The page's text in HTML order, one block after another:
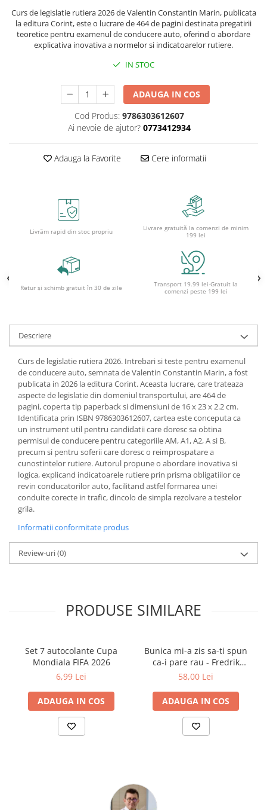
Caiete geografie și biologie
Caiete tip I, II și III
Caiete foi veline
Blocuri de desen școlare
Hârtie pentru lucru manual
Accesorii geometrie și matematică
Raportoare
Socotitori și bețisoare pentru
Ghiozdane și rucsacuri
Ghiozdane pentru grădinită
Trollere pentru copii
Penare echipate
Penare neechipate
Penare tip etui
Acuarele și pensule școlare
Acuarele școlare și Tempera
Pensule școlare
Pahare și palete pictură
Cărți
Cărți pentru copii
Cărți de colorat
Cărți ilustrate și interactive
Povești și ficțiune pentru copii
Materiale educaționale
Benzi desenate
Hobby și activități pentru copii
Culegeri și materiale auxiliare
Bibliografie școlară
Bibliografie didactică
Dicționare și gramatici
Pregătire pentru admitere
Pregătire Evaluare Națională
Pregătire Bacalaureat
Romane și literatură
Curs de legislatie rutiera 2026 de Valentin Constantin Marin, publicata
la editura Corint, este o lucrare de 464 de pagini destinata pregatirii
teoretice pentru examenul de conducere auto, oferind o abordare
explicativa inovativa a normelor si indicatoarelor rutiere.
IN STOC
ADAUGA IN COS
Cod Produs: 9786303612607
Ai nevoie de ajutor? 0773412934
Adauga la Favorite Cere informatii
Livrăm rapid din stoc propriu
Livrare gratuită la comenzi de minim
199 lei
Retur și schimb gratuit în 30 de zile
Transport 19.99 lei-Gratuit la
comenzi peste 199 lei
Descriere
Curs de legislatie rutiera 2026. Intrebari si teste pentru examenul
de conducere auto, semnata de Valentin Constantin Marin, a fost
publicata in 2026 la editura Corint. Aceasta lucrare, care trateaza
aspecte de legislatie din domeniul transportului, are 464 de
pagini, coperta tip paperback si dimensiuni de 16 x 23 x 2.2 cm.
Identificata prin ISBN 9786303612607, cartea este conceputa ca
un instrument util pentru candidatii care doresc sa obtina
permisul de conducere pentru categoriile AM, A1, A2, A si B,
precum si pentru soferii care doresc o reimprospatare a
cunostintelor rutiere. Autorul propune o abordare inovativa si
logica, explicand indicatoarele rutiere prin prisma obligatiilor ce
revin conducatorilor auto, facilitand astfel formarea unei
conduite corecte in trafic, dincolo de simpla rezolvare a testelor
grila.
Informatii conformitate produs
Review-uri(0)
PRODUSE SIMILARE
Set 7 autocolante Cupa
Mondiala FIFA 2026
6,99 Lei
ADAUGA IN COS
Bunica mi-a zis sa-ti spun
ca-i pare rau - Fredrik
Backman
58,00 Lei
ADAUGA IN COS